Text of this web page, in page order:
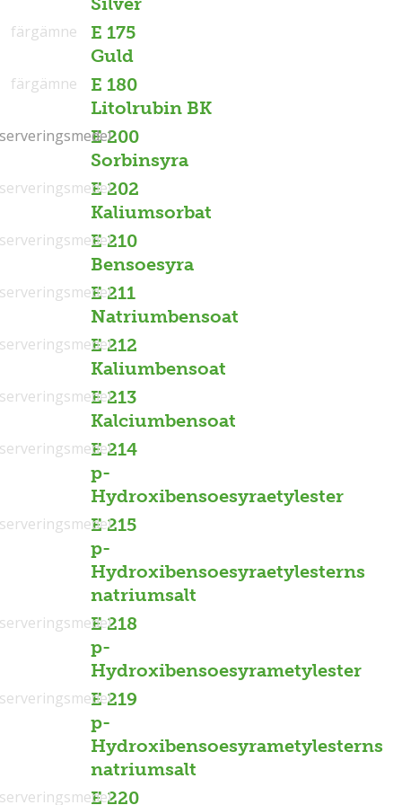
E 175
Guld
färgämne
E 180
Litolrubin BK
färgämne
E 200
Sorbinsyra
E 202
Kaliumsorbat
E 210
Bensoesyra
E 211
Natriumbensoat
E 212
Kaliumbensoat
E 213
Kalciumbensoat
E 214
p-
Hydroxibensoesyraetylester
E 215
p-
Hydroxibensoesyraetylesterns
natriumsalt
E 218
p-
Hydroxibensoesyrametylester
E 219
p-
Hydroxibensoesyrametylesterns
natriumsalt
E 220